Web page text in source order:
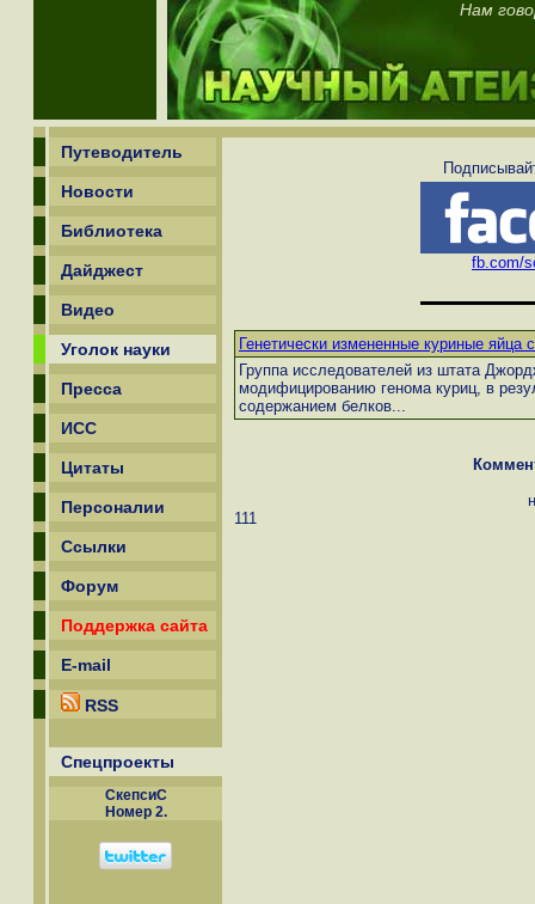
Нам
Путеводитель
Новости
Библиотека
Дайджест
Видео
Уголок науки
Пресса
ИСС
Цитаты
Персоналии
Ссылки
Форум
Поддержка сайта
E-mail
RSS
Спецпроекты
СкепсиС
Номер 2.
fb.com/
Генетически измененные куриные яйца
Группа исследователей из штата
модифицированию генома куриц, в
содержанием белков...
111